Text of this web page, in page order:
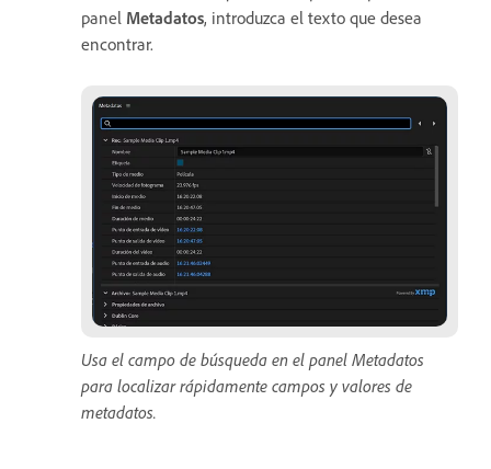
panel Metadatos, introduzca el texto que desea
encontrar.
Usa el campo de búsqueda en el panel Metadatos
para localizar rápidamente campos y valores de
metadatos.